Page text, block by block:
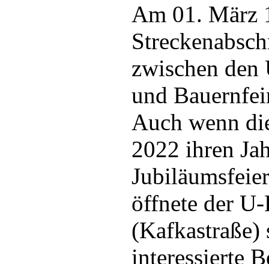
Am 01. März
zwischen den
und
Auch wenn
2022 ihren
öffnete der
(Kafkastraße)
interessierte